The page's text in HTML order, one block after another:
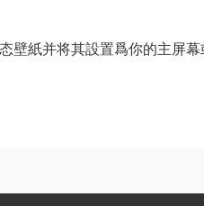
壁紙并将其設置爲你的主屏